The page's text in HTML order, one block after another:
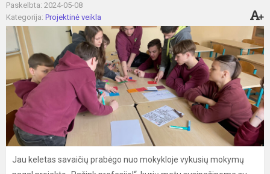
Paskelbta: 2024-05-08
Kategorija: Projektinė veikla
Jau keletas savaičių prabėgo nuo mokykloje vykusių mokymų